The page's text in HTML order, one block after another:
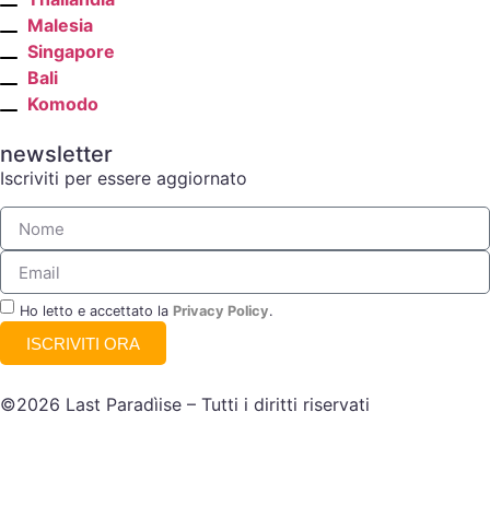
Malesia
Singapore
Bali
Komodo
newsletter
Iscriviti per essere aggiornato
Ho letto e accettato la Privacy Policy.
ISCRIVITI ORA
©2026 Last Paradìise – Tutti i diritti riservati